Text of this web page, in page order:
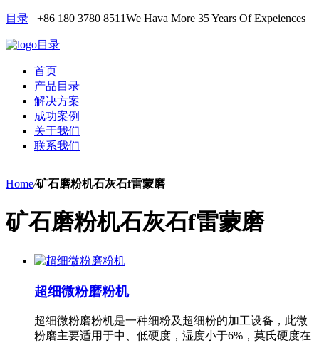
目录 +86 180 3780 8511We Hava More 35 Years Of Expeiences
目录
首页
产品目录
解决方案
成功案例
关于我们
联系我们
Home/矿石磨粉机石灰石f雷蒙磨
矿石磨粉机石灰石f雷蒙磨
超细微粉磨粉机
超细微粉磨粉机是一种细粉及超细粉的加工设备，此微
粉磨主要适用于中、低硬度，湿度小于6%，莫氏硬度在